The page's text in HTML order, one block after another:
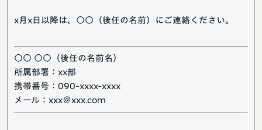
x月x日以降は、○○（後任の名前）にご連絡ください。
○○ ○○（後任の名前名）
所属部署：xx部
携帯番号：090-xxxx-xxxx
メール：xxx＠xxx.com